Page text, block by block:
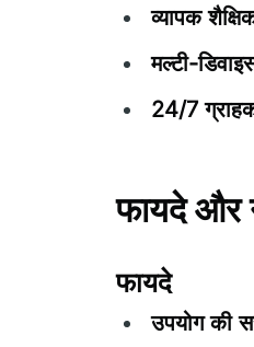
व्यापक
मल्टी-
24/7
फायदे और
फायदे
उपयोग की